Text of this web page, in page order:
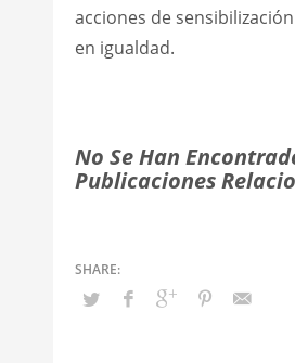
acciones de
en igualdad.
No Se Han
Publicaciones